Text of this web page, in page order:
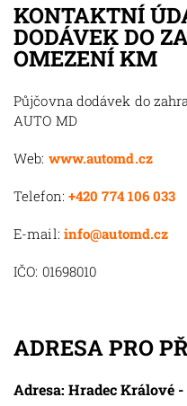
KONTAKTNÍ
DODÁVEK DO
OMEZENÍ KM
Půjčovna dodávek do
AUTO MD
Web: www.automd.cz
Telefon: +420 774 106 033
E-mail: info@automd.cz
IČO: 01698010
ADRESA PRO
Adresa: Hradec Králové